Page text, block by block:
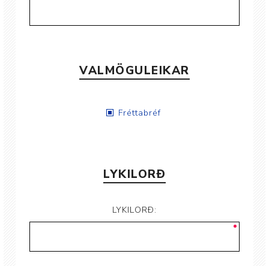
VALMÖGULEIKAR
Fréttabréf
LYKILORÐ
LYKILORÐ: